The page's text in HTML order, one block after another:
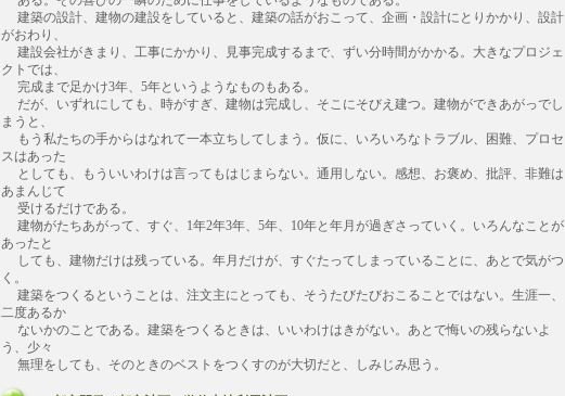
建築の設計、建物の建設をしていると、建築の話がおこって、企画・設計にとりかかり、設計
がおわり、
建設会社がきまり、工事にかかり、見事完成するまで、ずい分時間がかかる。大きなプロジェ
クトでは、
完成まで足かけ3年、5年というようなものもある。
だが、いずれにしても、時がすぎ、建物は完成し、そこにそびえ建つ。建物ができあがっでし
まうと、
もう私たちの手からはなれて一本立ちしてしまう。仮に、いろいろなトラブル、困難、プロセ
スはあった
としても、もういいわけは言ってもはじまらない。通用しない。感想、お褒め、批評、非難は
あまんじて
受けるだけである。
建物がたちあがって、すぐ、1年2年3年、5年、10年と年月が過ぎさっていく。いろんなことが
あったと
しても、建物だけは残っている。年月だけが、すぐたってしまっていることに、あとで気がつ
く。
建築をつくるということは、注文主にとっても、そうたびたびおこることではない。生涯一、
二度あるか
ないかのことである。建築をつくるときは、いいわけはきがない。あとで悔いの残らないよ
う、少々
無理をしても、そのときのベストをつくすのが大切だと、しみじみ思う。